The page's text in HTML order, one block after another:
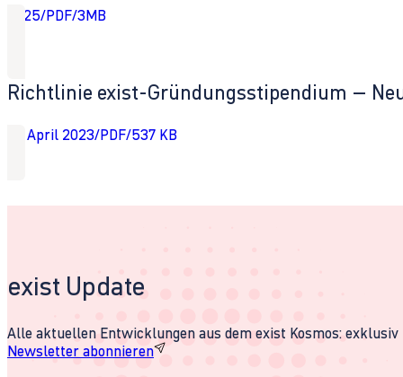
2025/PDF/3MB
Richtlinie exist-Gründungsstipendium –
18. April 2023/PDF/537 KB
exist Update
Alle aktuellen Entwicklungen aus dem exist Kosmos:
Newsletter abonnieren